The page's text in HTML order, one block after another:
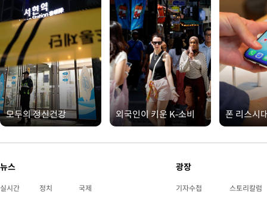
모두의 정신건강 외국인이 키운 K-소비 폰 리스시
뉴스
실시간 정치 국제
광장
기자수첩 스토리칼럼